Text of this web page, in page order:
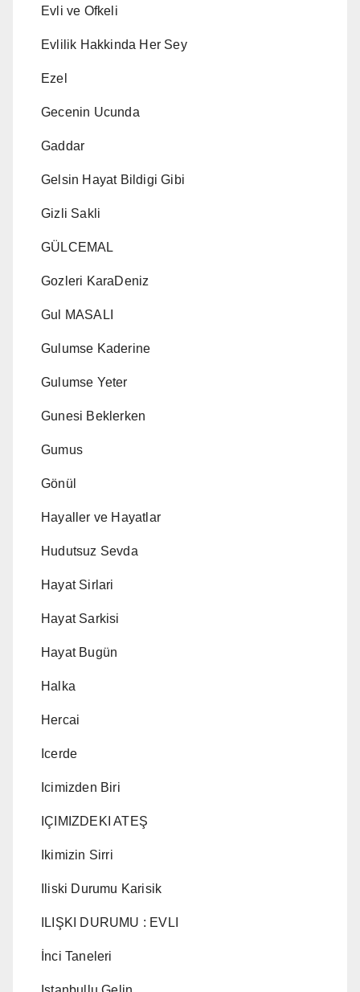
Evli ve Ofkeli
Evlilik Hakkinda Her Sey
Ezel
Gecenin Ucunda
Gaddar
Gelsin Hayat Bildigi Gibi
Gizli Sakli
GÜLCEMAL
Gozleri KaraDeniz
Gul MASALI
Gulumse Kaderine
Gulumse Yeter
Gunesi Beklerken
Gumus
Gönül
Hayaller ve Hayatlar
Hudutsuz Sevda
Hayat Sirlari
Hayat Sarkisi
Hayat Bugün
Halka
Hercai
Icerde
Icimizden Biri
IÇIMIZDEKI ATEŞ
Ikimizin Sirri
Iliski Durumu Karisik
ILIŞKI DURUMU : EVLI
İnci Taneleri